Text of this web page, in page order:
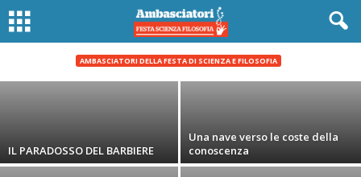
AMBASCIATORI DELLA FESTA DI SCIENZA E FILOSOFIA
Tutta questione di trasfermimenti
Maria Chiara Bellucci - Marzo 24, 2017
IL PARADOSSO DEL BARBIERE
Una nave verso le coste della
conoscenza